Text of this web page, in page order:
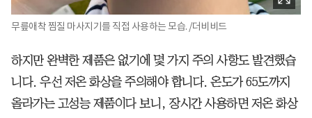
무릎애착 찜질 마사지기를 직접 사용하는 모습. /더비비드
하지만 완벽한 제품은 없기에 몇 가지 주의 사항도 발견했습
니다. 우선 저온 화상을 주의해야 합니다. 온도가 65도까지
올라가는 고성능 제품이다 보니, 장시간 사용하면 저온 화상